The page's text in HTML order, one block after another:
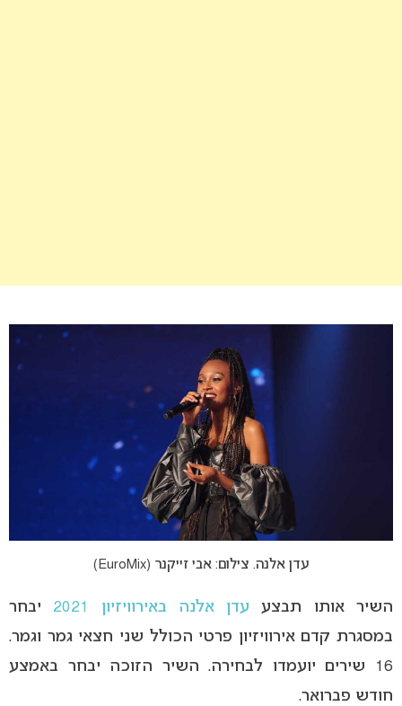
עדן אלנה. צילום: אבי זייקנר (EuroMix)
השיר אותו תבצע עדן אלנה באירוויזיון 2021
יבחר
במסגרת קדם אירוויזיון פרטי הכולל שני חצאי גמר וגמר.
16 שירים יועמדו לבחירה. השיר הזוכה יבחר באמצע
חודש פברואר.